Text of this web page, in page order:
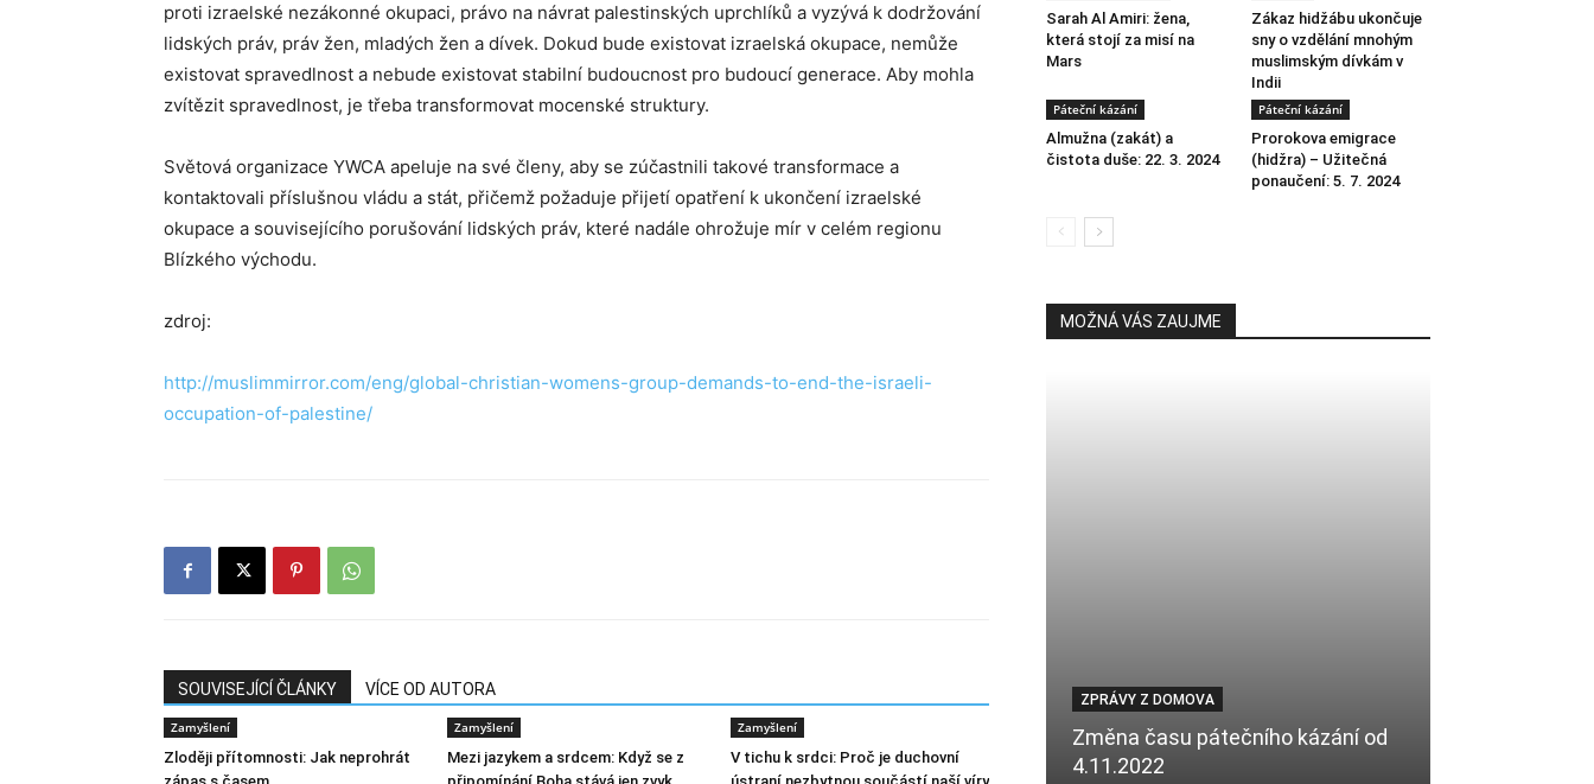
proti izraelské nezákonné okupaci, právo na návrat palestinských uprchlíků a vyzývá k dodržování
lidských práv, práv žen, mladých žen a dívek. Dokud bude existovat izraelská okupace, nemůže
existovat spravedlnost a nebude existovat stabilní budoucnost pro budoucí generace. Aby mohla
zvítězit spravedlnost, je třeba transformovat mocenské struktury.
Světová organizace YWCA apeluje na své členy, aby se zúčastnili takové transformace a
kontaktovali příslušnou vládu a stát, přičemž požaduje přijetí opatření k ukončení izraelské
okupace a souvisejícího porušování lidských práv, které nadále ohrožuje mír v celém regionu
Blízkého východu.
zdroj:
http://muslimmirror.com/eng/global-christian-womens-group-demands-to-end-the-israeli-
occupation-of-palestine/
SOUVISEJÍCÍ ČLÁNKY VÍCE OD AUTORA
Zamyšlení
Zloději přítomnosti: Jak neprohrát
Zamyšlení
Mezi jazykem a srdcem: Když se z
Zamyšlení
V tichu k srdci: Proč je duchovní
Sarah Al Amiri: žena,
která stojí za misí na
Mars
Zákaz hidžábu ukončuje
sny o vzdělání mnohým
muslimským dívkám v
Indii
Páteční kázání
Almužna (zakát) a
čistota duše: 22. 3. 2024
Páteční kázání
Prorokova emigrace
(hidžra) – Užitečná
ponaučení: 5. 7. 2024
MOŽNÁ VÁS ZAUJME
ZPRÁVY Z DOMOVA
Změna času pátečního kázání od
4.11.2022